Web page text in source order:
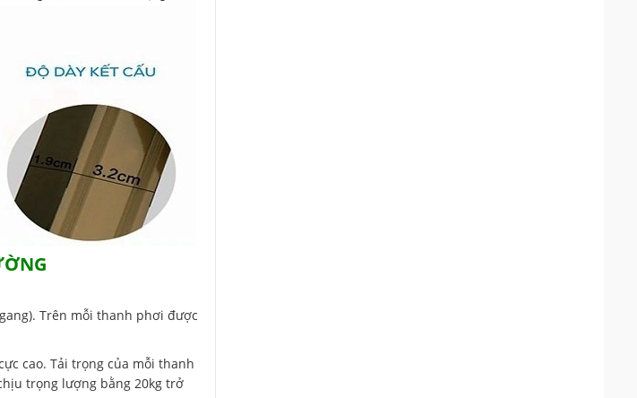
Trên mỗi thanh phơi được
cao. Tải trọng của mỗi thanh
trọng lượng bằng 20kg trở